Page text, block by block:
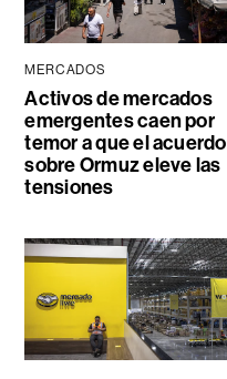
MERCADOS
Activos de mercados
emergentes caen por
temor a que el acuerdo
sobre Ormuz eleve las
tensiones